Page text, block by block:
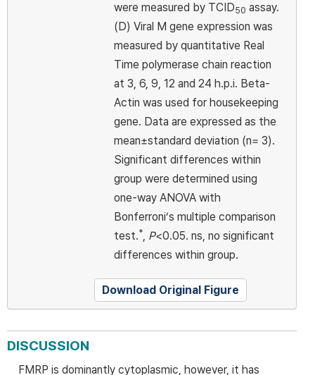
were measured by TCID50 assay.
(D) Viral M gene expression was
measured by quantitative Real
Time polymerase chain reaction
at 3, 6, 9, 12 and 24 h.p.i. Beta-
Actin was used for housekeeping
gene. Data are expressed as the
mean±standard deviation (n= 3).
Significant differences within
group were determined using
one-way ANOVA with
Bonferroni’s multiple comparison
test.*, P<0.05. ns, no significant
differences within group.
Download Original Figure
DISCUSSION
FMRP is dominantly cytoplasmic, however, it has